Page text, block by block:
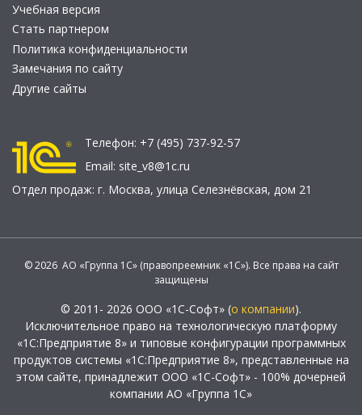
Учебная версия
Стать партнером
Политика конфиденциальности
Замечания по сайту
Другие сайты
Телефон: +7 (495) 737-92-57
Email: site_v8@1c.ru
Отдел продаж: г. Москва, улица Селезнёвская, дом 21
© 2026 АО «Группа 1С» (правопреемник «1С»). Все права на сайт
защищены
© 2011- 2026 ООО «1С-Софт» (о компании).
Исключительное право на технологическую платформу
«1С:Предприятие 8» и типовые конфигурации программных
продуктов системы «1С:Предприятие 8», представленные на
этом сайте, принадлежит ООО «1С-Софт» - 100% дочерней
компании АО «Группа 1С»